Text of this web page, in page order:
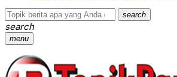
search
search
menu